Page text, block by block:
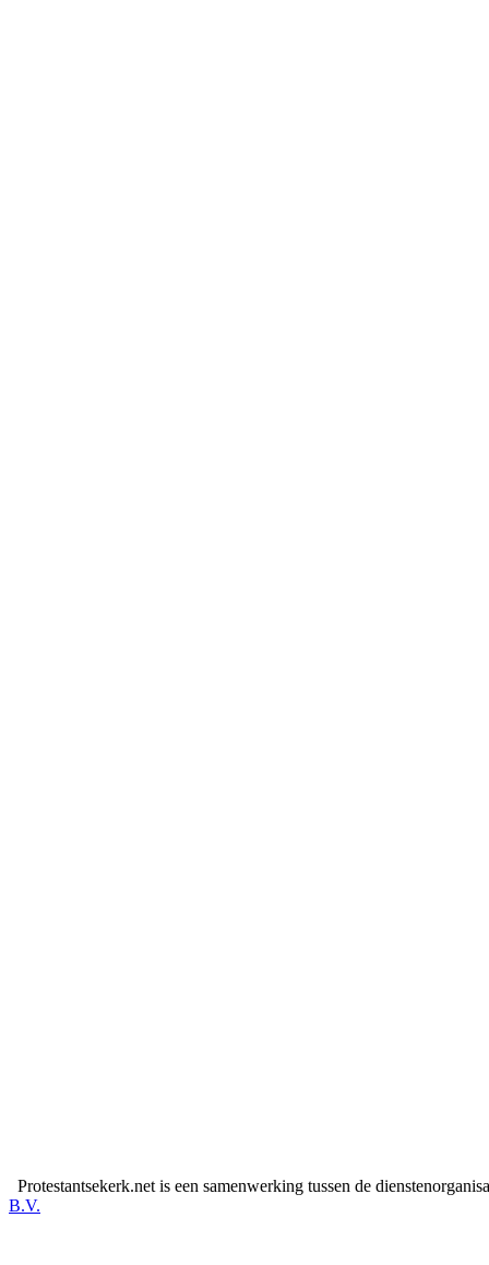
Protestantsekerk.net is een samenwerking tussen de
B.V.